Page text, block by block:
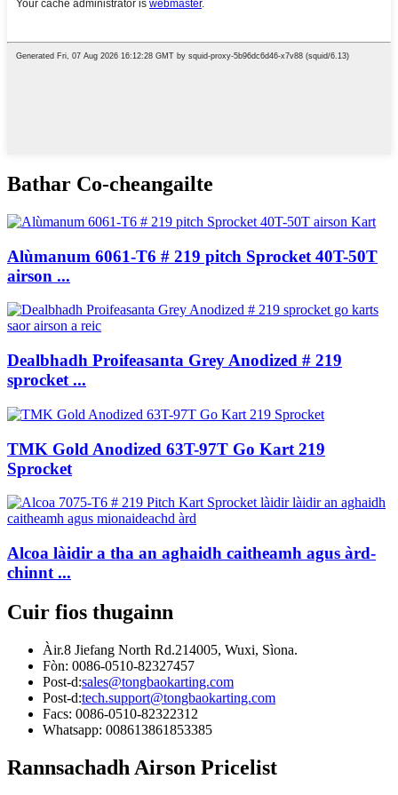
Bathar Co-cheangailte
Alùmanum 6061-T6 # 219 pitch Sprocket 40T-50T
airson ...
Dealbhadh Proifeasanta Grey Anodized # 219
sprocket ...
TMK Gold Anodized 63T-97T Go Kart 219
Sprocket
Alcoa làidir a tha an aghaidh caitheamh agus àrd-
chinnt ...
Cuir fios thugainn
Àir.8 Jiefang North Rd.214005, Wuxi, Sìona.
Fòn: 0086-0510-82327457
Post-d:sales@tongbaokarting.com
Post-d:tech.support@tongbaokarting.com
Facs: 0086-0510-82322312
Whatsapp: 008613861853385
Rannsachadh Airson Pricelist